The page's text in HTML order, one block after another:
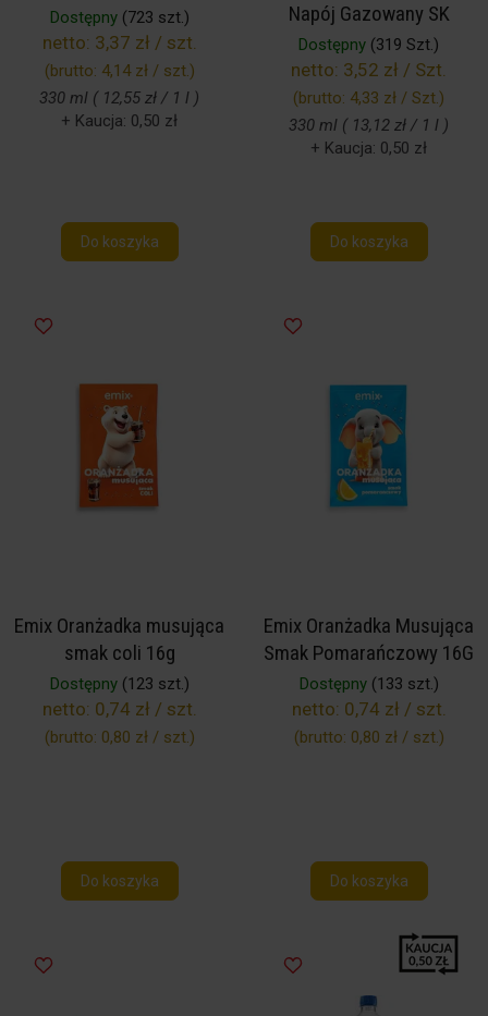
Dostępny(723 szt.)
netto: 3,37 zł / szt.
(brutto: 4,14 zł / szt.)
330 ml ( 12,55 zł / 1 l )
+ Kaucja: 0,50 zł
Do koszyka
Napój Gazowany SK
Dostępny (319 Szt.)
netto: 3,52 zł / Szt.
(brutto: 4,33 zł / Szt.)
330 ml ( 13,12 zł / 1 l )
+ Kaucja: 0,50 zł
Do koszyka
Emix Oranżadka musująca
smak coli 16g
Dostępny(123 szt.)
netto: 0,74 zł / szt.
(brutto: 0,80 zł / szt.)
Do koszyka
Emix Oranżadka Musująca
Smak Pomarańczowy 16G
Dostępny(133 szt.)
netto: 0,74 zł / szt.
(brutto: 0,80 zł / szt.)
Do koszyka